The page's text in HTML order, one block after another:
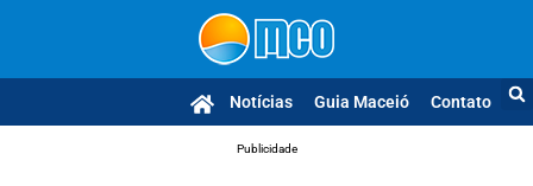
Notícias Guia Maceió Contato
Publicidade